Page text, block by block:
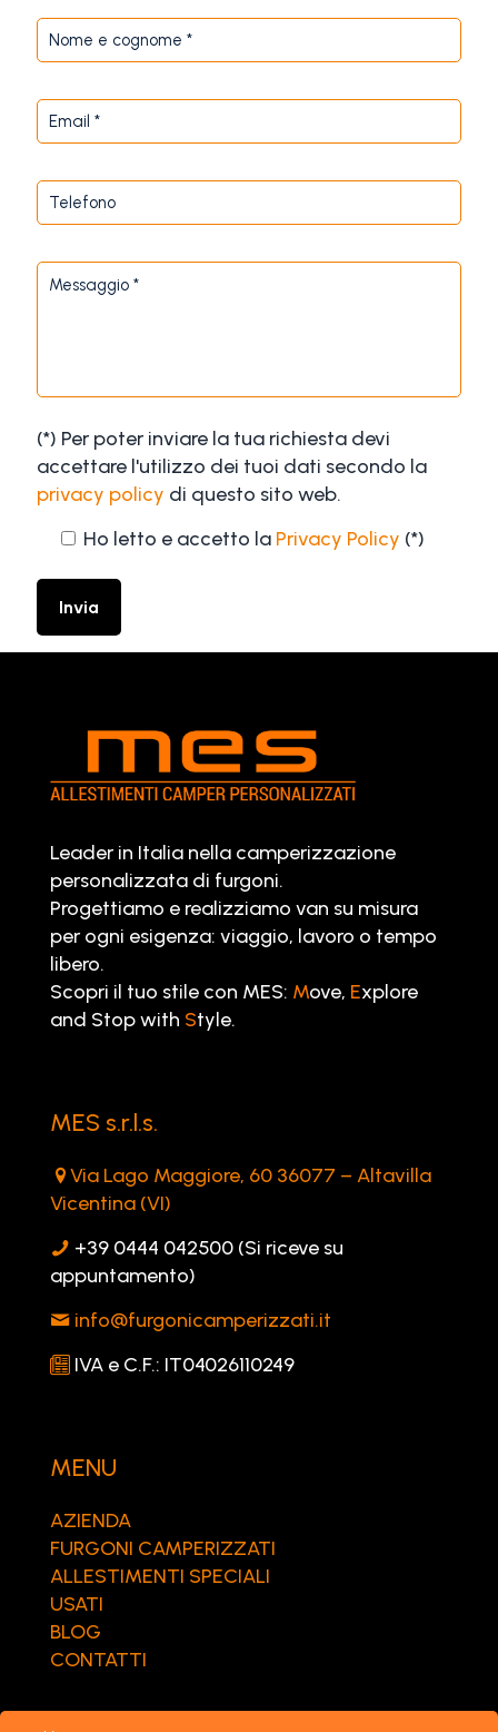
(*) Per poter inviare la tua richiesta devi
accettare l'utilizzo dei tuoi dati secondo la
privacy policy di questo sito web.
Ho letto e accetto la Privacy Policy (*)
Leader in Italia nella camperizzazione
personalizzata di furgoni.
Progettiamo e realizziamo van su misura
per ogni esigenza: viaggio, lavoro o tempo
libero.
Scopri il tuo stile con MES: Move, Explore
and Stop with Style.
MES s.r.l.s.
Via Lago Maggiore, 60 36077 – Altavilla
Vicentina (VI)
+39 0444 042500 (Si riceve su
appuntamento)
info@furgonicamperizzati.it
IVA e C.F.: IT04026110249
MENU
AZIENDA
FURGONI CAMPERIZZATI
ALLESTIMENTI SPECIALI
USATI
BLOG
CONTATTI